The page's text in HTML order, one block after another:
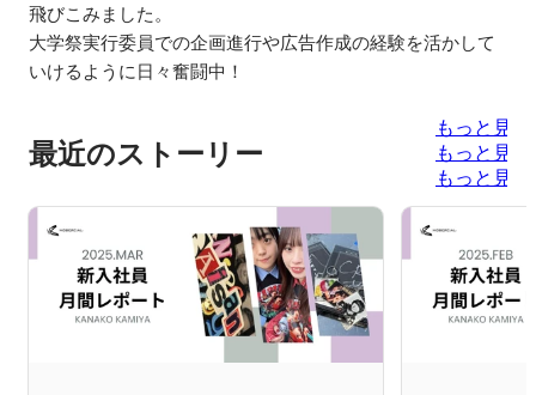
飛びこみました。
大学祭実行委員での企画進行や広告作成の経験を活かして
いけるように日々奮闘中！
最近のストーリー
もっと見る
もっと見る
もっと見る